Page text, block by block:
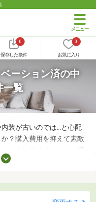
0
保存した条件
0
お気に入り
ーション済の中
一覧
装が古いのでは…と心配
？購入費用を抑えて素敵
ーム・リノベーション済
古くても新しい設備が整